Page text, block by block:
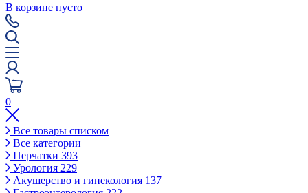
В корзине пусто
0
Все товары списком
Все категории
Перчатки 393
Урология 229
Акушерство и гинекология 137